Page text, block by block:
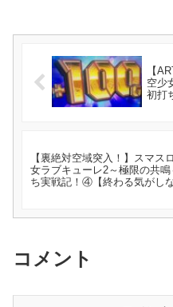
【
空少
初打
【裏絶対空域突入！】スマス
女ラブキューレ2～極限の共
ち実戦記！④【終わる気がし
コメント